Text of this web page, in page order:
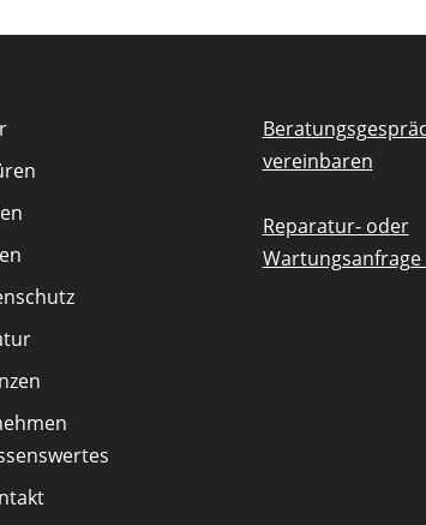
vereinbaren
Reparatur- oder
Wartungsanfrage